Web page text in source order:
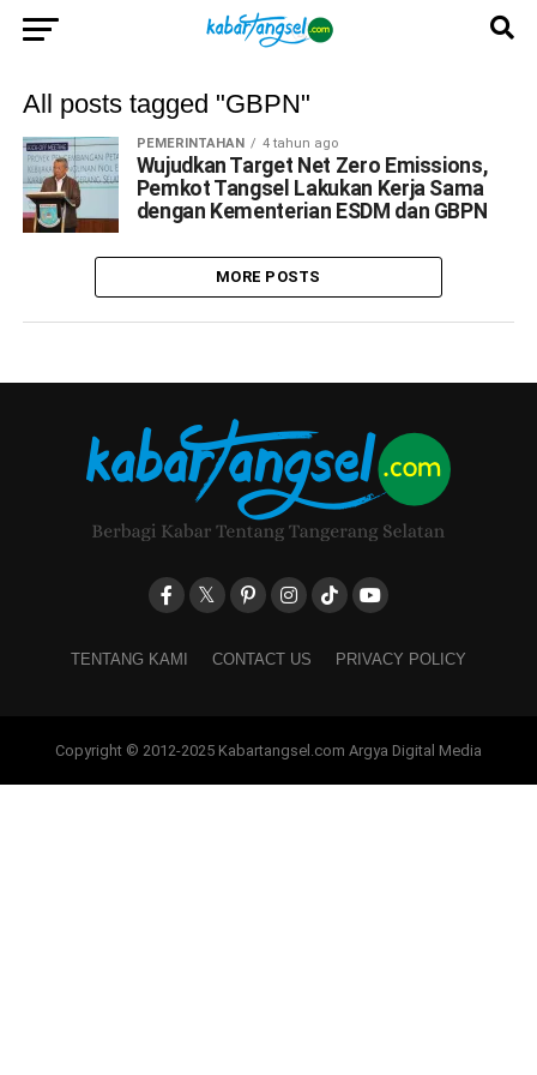
All posts tagged "GBPN"
PEMERINTAHAN 4 tahun ago
Wujudkan Target Net Zero Emissions,
Pemkot Tangsel Lakukan Kerja Sama
dengan Kementerian ESDM dan GBPN
MORE POSTS
TENTANG KAMI CONTACT US PRIVACY POLICY
Copyright © 2012-2025 Kabartangsel.com Argya Digital Media